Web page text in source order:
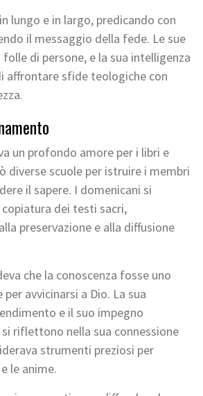
lungo e in largo, predicando con
il messaggio della fede. Le sue
di persone, e la sua intelligenza
affrontare sfide teologiche con
un profondo amore per i libri e
diverse scuole per istruire i membri
il sapere. I domenicani si
dei testi sacri,
preservazione e alla diffusione
che la conoscenza fosse uno
avvicinarsi a Dio. La sua
e il suo impegno
riflettono nella sua connessione
strumenti preziosi per
le anime.